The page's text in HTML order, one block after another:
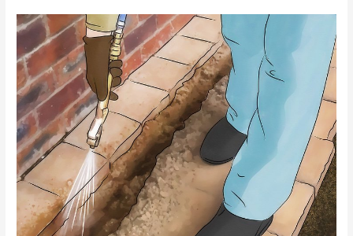
مكافحة
النمل
الابيض
بالرياض